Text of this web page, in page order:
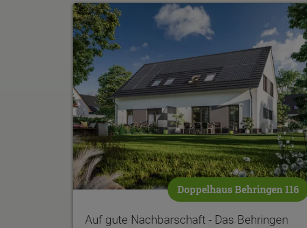
Doppelhaus Behringen 116
Auf gute Nachbarschaft - Das Behringen